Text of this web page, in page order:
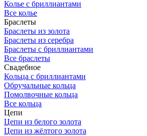
Колье с бриллиантами
Все колье
Браслеты
Браслеты из золота
Браслеты из серебра
Браслеты с бриллиантами
Все браслеты
Свадебное
Кольца с бриллиантами
Обручальные кольца
Помолвочные кольца
Все кольца
Цепи
Цепи из белого золота
Цепи из жёлтого золота